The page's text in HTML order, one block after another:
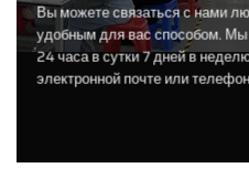
Вы можете связаться с нами
удобным для вас способом.
24 часа в сутки 7 дней в
электронной почте или